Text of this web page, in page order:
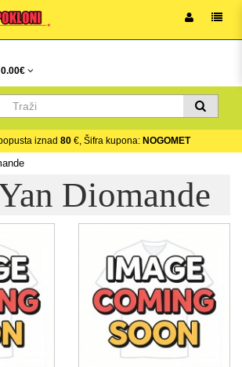
0.00€
iznad 80 €, Šifra kupona: NOGOMET
Diomande